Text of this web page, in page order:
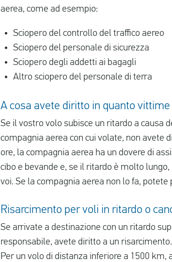
aerea, come ad esempio:
Sciopero del controllo del traffico aereo
Sciopero del personale di sicurezza
Sciopero degli addetti ai bagagli
Altro sciopero del personale di terra
A cosa avete diritto in quanto
Se il vostro volo subisce un ritardo a causa
compagnia aerea con cui volate, non avete
ore, la compagnia aerea ha un dovere di
cibo e bevande e, se il ritardo è molto
voi. Se la compagnia aerea non lo fa,
Risarcimento per voli in ritardo o
Se arrivate a destinazione con un ritardo
responsabile, avete diritto a un
Per un volo di distanza inferiore a 1500